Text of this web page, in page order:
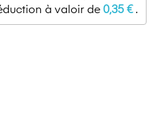
à valoir de 0,35 €.